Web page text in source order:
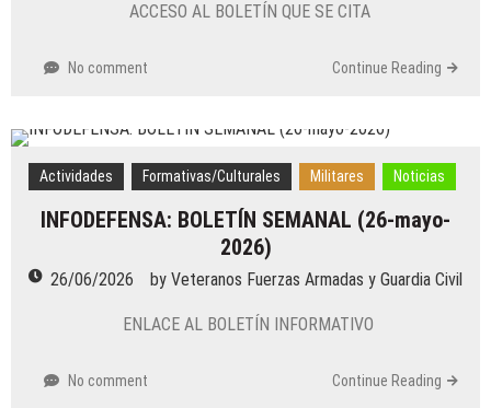
ACCESO AL BOLETÍN QUE SE CITA
No comment Continue Reading
Actividades Formativas/Culturales Militares Noticias
INFODEFENSA: BOLETÍN SEMANAL (26-mayo-
2026)
26/06/2026 by Veteranos Fuerzas Armadas y Guardia Civil
ENLACE AL BOLETÍN INFORMATIVO
No comment Continue Reading